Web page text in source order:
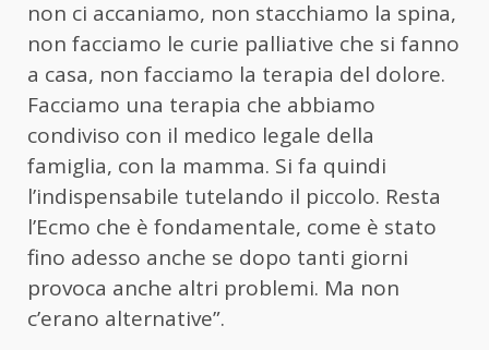
non ci accaniamo, non stacchiamo la spina,
non facciamo le curie palliative che si fanno
a casa, non facciamo la terapia del dolore.
Facciamo una terapia che abbiamo
condiviso con il medico legale della
famiglia, con la mamma. Si fa quindi
l’indispensabile tutelando il piccolo. Resta
l’Ecmo che è fondamentale, come è stato
fino adesso anche se dopo tanti giorni
provoca anche altri problemi. Ma non
c’erano alternative”.